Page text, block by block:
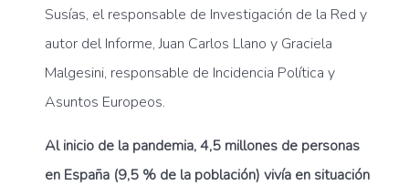
Susías, el responsable de Investigación de la Red y
autor del Informe, Juan Carlos Llano y Graciela
Malgesini, responsable de Incidencia Política y
Asuntos Europeos.
Al inicio de la pandemia, 4,5 millones de personas
en España (9,5 % de la población) vivía en situación